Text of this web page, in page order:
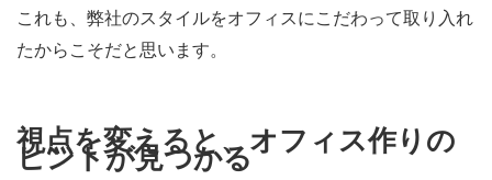
これも、弊社のスタイルをオフィスにこだわって取り入れ
たからこそだと思います。
視点を変えると、オフィス作りの
ヒントが見つかる